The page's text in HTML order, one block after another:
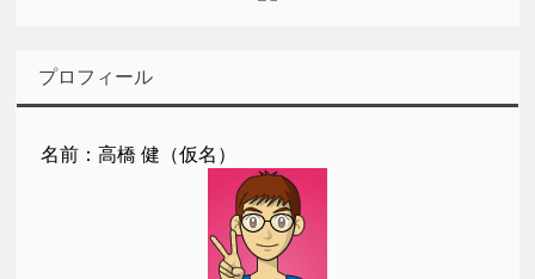
プロフィール
名前：高橋 健（仮名）